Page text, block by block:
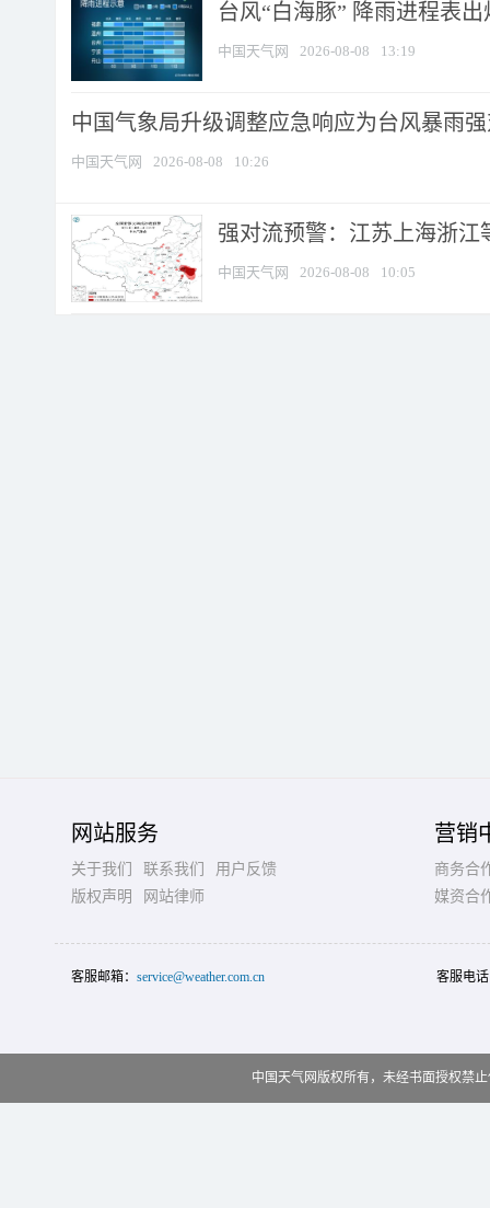
台风“白海豚” 降雨进程表
中国天气网 2026-08-08 13:19
中国气象局升级调整应急响应为台风暴雨
中国天气网 2026-08-08 10:26
强对流预警：江苏上海浙江
中国天气网 2026-08-08 10:05
网站服务
关于我们 联系我们
用户反馈
版权声明
网站律师
营销
商务合
媒资合
客服邮箱： service@weather.com.cn 客服电
中国天气网版权所有，未经书面授权